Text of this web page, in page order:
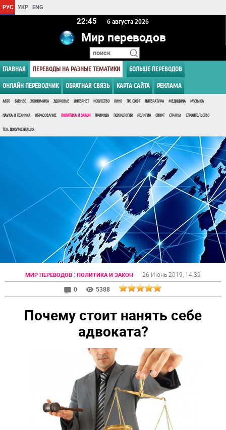
РУС УКР ENG
22 45 6 августа 2026
Мир переводов
ГЛАВНАЯ ПЕРЕВОДЫ НА РАЗНЫЕ ТЕМАТИКИ БОЛЬШЕ ПЕРЕВОДОВ
ОНЛАЙН ПЕРЕВОДЧИК ОБРАТНАЯ СВЯЗЬ КАРТА САЙТА РЕКЛАМА
АВТО БИЗНЕС ЭКОНОМИКА ЗДОРОВЬЕ ИНТЕРНЕТ ИСКУССТВО КИНО ПК, СОФТ ЛИТЕРАТУРА МЕДИЦИНА МУЗЫКА
НАУКА И ТЕХНИКА ОБРАЗОВАНИЕ ПОЛИТИКА И ЗАКОН ПРИРОДА ПСИХОЛОГИЯ РЕЛИГИЯ СПОРТ СТРАНЫ СТРОИТЕЛЬСТВО
ТЕХ. ДОКУМЕНТАЦИЯ
МИР ПЕРЕВОДОВ : ПОЛИТИКА И ЗАКОН 26 Июнь 2019 , 14:39
0
5388
Почему стоит нанять себе
адвоката?